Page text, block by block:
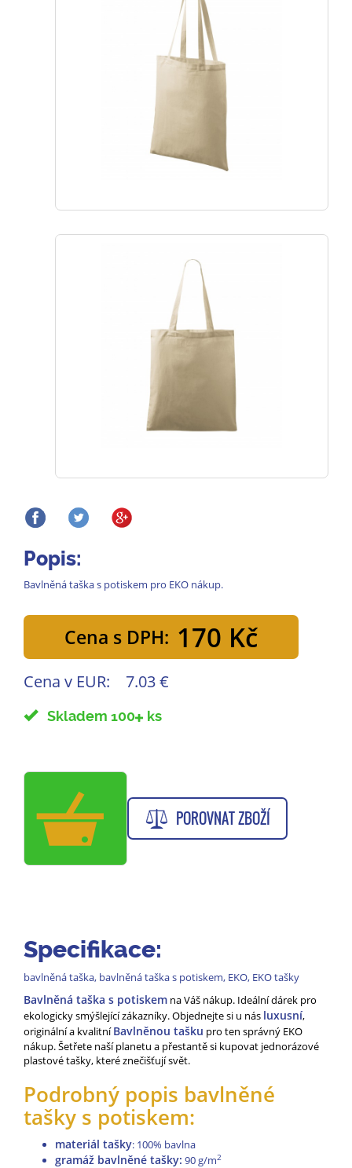
Popis:
Bavlněná taška s potiskem pro EKO nákup.
Cena s DPH: 170 Kč
Cena v EUR: 7.03 €
Skladem 100 ks
POROVNAT ZBOŽÍ
Specifikace:
bavlněná taška, bavlněná taška s potiskem, EKO, EKO tašky
Bavlněná taška s potiskem na Váš nákup. Ideální dárek pro
ekologicky smýšlející zákazníky. Objednejte si u nás luxusní,
originální a kvalitníBavlněnou tašku pro ten správný EKO
nákup. Šetřete naší planetu a přestantě si kupovat jednorázové
plastové tašky, které znečišťují svět.
Podrobný popis bavlněné
tašky s potiskem:
materiál tašky: 100% bavlna
gramáž bavlněné tašky: 90 g/m2